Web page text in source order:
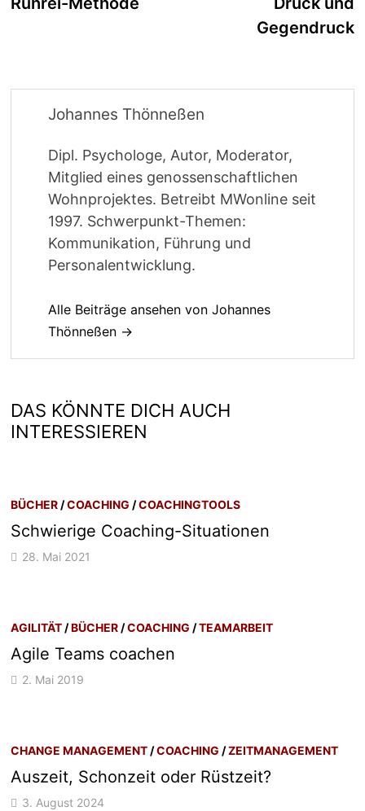
Gegendruck
Johannes Thönneßen
Dipl. Psychologe, Autor, Moderator,
Mitglied eines genossenschaftlichen
Wohnprojektes. Betreibt MWonline seit
1997. Schwerpunkt-Themen:
Kommunikation, Führung und
Personalentwicklung.
Alle Beiträge ansehen von Johannes
Thönneßen →
DAS KÖNNTE DICH AUCH
INTERESSIEREN
BÜCHER /COACHING /COACHINGTOOLS
Schwierige Coaching-Situationen
28. Mai 2021
AGILITÄT /BÜCHER /COACHING /TEAMARBEIT
Agile Teams coachen
2. Mai 2019
CHANGE MANAGEMENT /COACHING /ZEITMANAGEMENT
Auszeit, Schonzeit oder Rüstzeit?
3. August 2024